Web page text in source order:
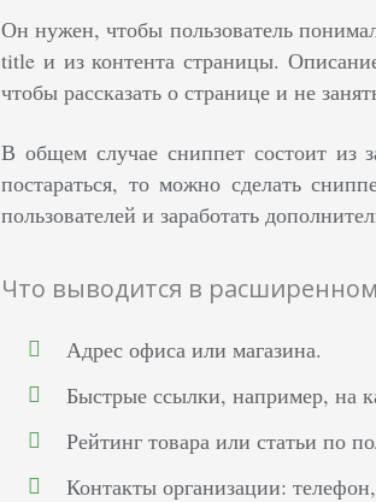
Он нужен, чтобы пользователь
title и из контента страницы.
чтобы рассказать о странице и не
В общем случае сниппет состоит из
постараться, то можно сделать
пользователей и заработать
Что выводится в
Адрес офиса или магазина.
Быстрые ссылки, например, на
Рейтинг товара или статьи по
Контакты организации: